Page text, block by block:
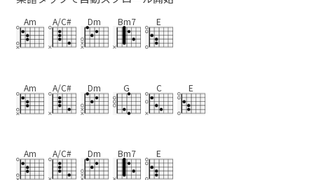
Am A/C# Dm Bm7 E
Am A/C# Dm G C E
Am A/C# Dm Bm7 E